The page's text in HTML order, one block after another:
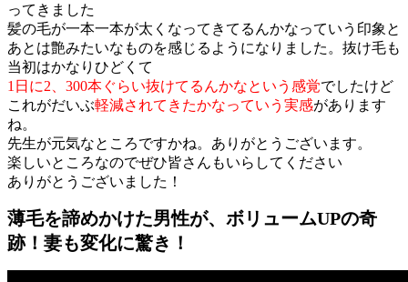
ってきました
髪の毛が一本一本が太くなってきてるんかなっていう印象と
あとは艶みたいなものを感じるようになりました。抜け毛も
当初はかなりひどくて
1日に2、300本ぐらい抜けてるんかなという感覚でしたけど
これがだいぶ軽減されてきたかなっていう実感があります
ね。
先生が元気なところですかね。ありがとうございます。
楽しいところなのでぜひ皆さんもいらしてください
ありがとうございました！
薄毛を諦めかけた男性が、ボリュームUPの奇
跡！妻も変化に驚き！